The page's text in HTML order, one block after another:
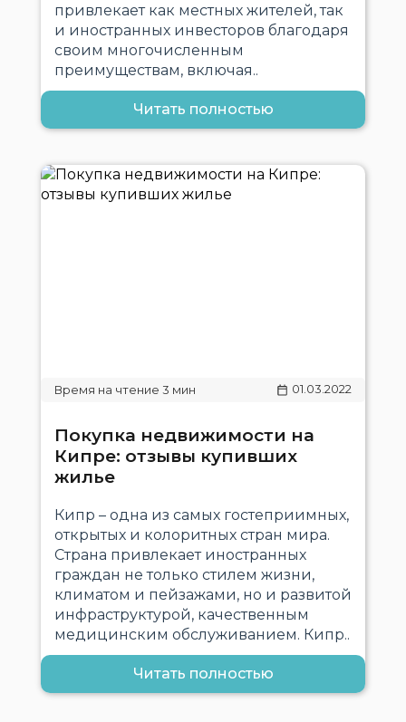
привлекает как местных жителей, так
и иностранных инвесторов благодаря
своим многочисленным
преимуществам, включая..
Читать полностью
01.03.2022
Покупка недвижимости на
Кипре: отзывы купивших
жилье
Кипр – одна из самых гостеприимных,
открытых и колоритных стран мира.
Страна привлекает иностранных
граждан не только стилем жизни,
климатом и пейзажами, но и развитой
инфраструктурой, качественным
медицинским обслуживанием. Кипр..
Читать полностью